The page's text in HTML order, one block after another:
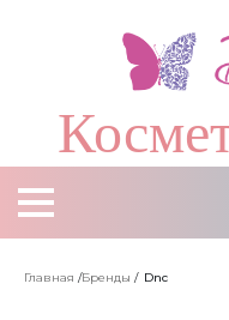
Главная /Бренды / Dnc